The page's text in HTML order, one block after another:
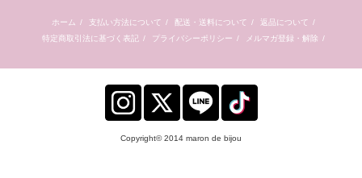
ホーム / 支払い方法について / 配送・送料について / 返品について /
特定商取引法に基づく表記 / プライバシーポリシー / メルマガ登録・解除 /
Copyright© 2014 maron de bijou